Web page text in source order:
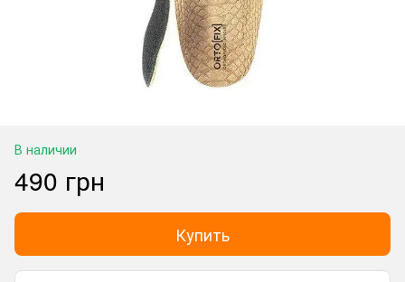
В наличии
490 грн
Купить